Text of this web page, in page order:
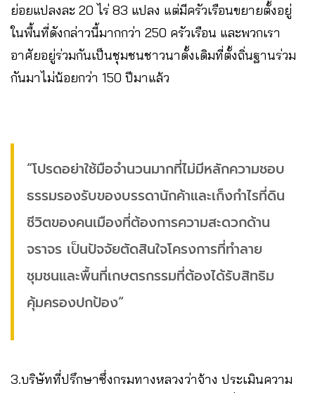
ย่อยแปลงละ 20 ไร่ 83 แปลง แต่มีครัวเรือนขยายตั้งอยู่
ในพื้นที่ดังกล่าวนี้มากกว่า 250 ครัวเรือน และพวกเรา
อาศัยอยู่ร่วมกันเป็นชุมชนชาวนาดั้งเดิมที่ตั้งถิ่นฐานร่วม
กันมาไม่น้อยกว่า 150 ปีมาแล้ว
“โปรดอย่าใช้มือจำนวนมากที่ไม่มีหลักความชอบ
ธรรมรองรับของบรรดานักค้าและเก็งกำไรที่ดิน
ชีวิตของคนเมืองที่ต้องการความสะดวกด้าน
จราจร เป็นปัจจัยตัดสินใจโครงการที่ทำลาย
ชุมชนและพื้นที่เกษตรกรรมที่ต้องได้รับสิทธิม
คุ้มครองปกป้อง“
3.บริษัทที่ปรึกษาซึ่งกรมทางหลวงว่าจ้าง ประเมินความ